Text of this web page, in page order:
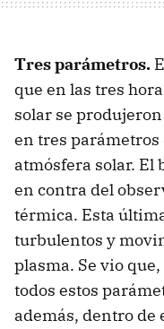
Tres parámetros.
que en las tres
solar se
en tres parámetros
atmósfera solar.
en contra del
térmica. Esta
turbulentos y
plasma. Se vio
todos estos
además, dentro de